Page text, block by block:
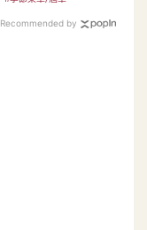
Recommended by